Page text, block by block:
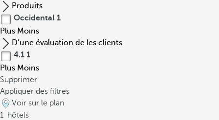
Produits
Occidental 1
Plus Moins
D’une évaluation de les clients
4.1 1
Plus Moins
Supprimer
Appliquer des filtres
Voir sur le plan
1 hôtels